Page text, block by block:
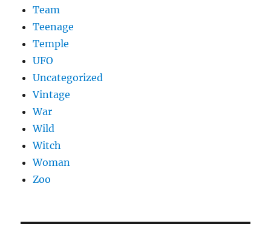
Team
Teenage
Temple
UFO
Uncategorized
Vintage
War
Wild
Witch
Woman
Zoo